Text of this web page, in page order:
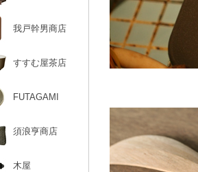
我戸幹男商店
すすむ屋茶店
FUTAGAMI
須浪亨商店
木屋